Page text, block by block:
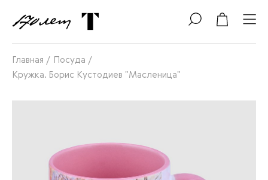
Главная / Посуда /
Кружка. Борис Кустодиев "Масленица"